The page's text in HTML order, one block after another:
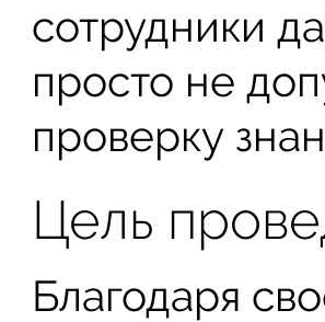
сотрудники
просто не
проверку
Цель
Благодаря